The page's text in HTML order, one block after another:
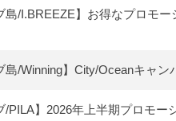
島/I.BREEZE】お得なプロモ
島/Winning】City/Oceanキャ
/PILA】2026年上半期プロモー